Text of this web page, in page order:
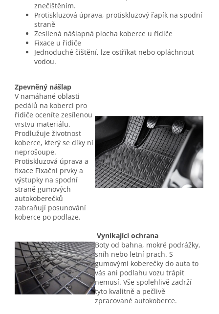
znečištěním.
Protiskluzová úprava, protiskluzový řapík na spodní
straně
Zesílená nášlapná plocha koberce u řidiče
Fixace u řidiče
Jednoduché čištění, lze ostříkat nebo opláchnout
vodou.
Zpevněný nášlap
V namáhané oblasti
pedálů na koberci pro
řidiče oceníte zesílenou
vrstvu materiálu.
Prodlužuje životnost
koberce, který se díky ní
neprošoupe.
Protiskluzová úprava a
fixace Fixační prvky a
výstupky na spodní
straně gumových
autokoberečků
zabraňují posunování
koberce po podlaze.
Vynikající ochrana
Boty od bahna, mokré podrážky,
sníh nebo letní prach. S
gumovými koberečky do auta to
vás ani podlahu vozu trápit
nemusí. Vše spolehlivě zadrží
tyto kvalitně a pečlivě
zpracované autokoberce.